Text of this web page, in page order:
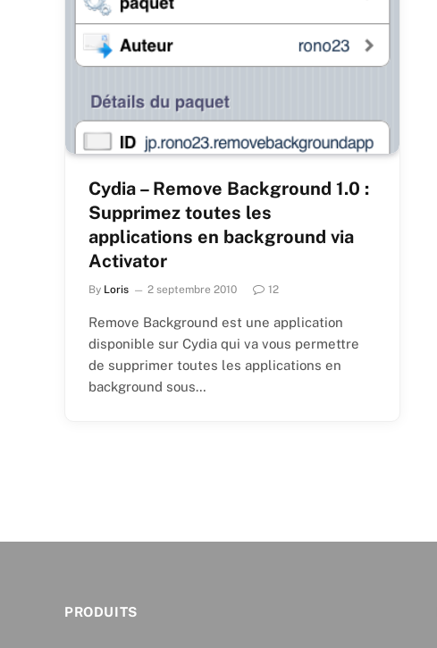
Cydia – Remove Background 1.0 :
Supprimez toutes les
applications en background via
Activator
By Loris 2 septembre 2010 12
Remove Background est une application
disponible sur Cydia qui va vous permettre
de supprimer toutes les applications en
background sous…
PRODUITS